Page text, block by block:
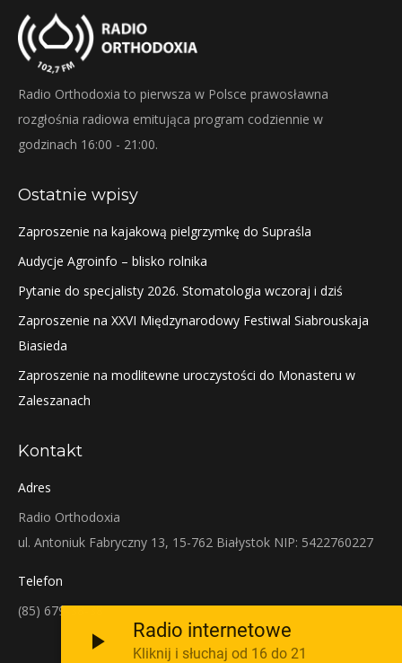
Radio Orthodoxia to pierwsza w Polsce prawosławna
rozgłośnia radiowa emitująca program codziennie w
godzinach 16:00 - 21:00.
Ostatnie wpisy
Zaproszenie na kajakową pielgrzymkę do Supraśla
Audycje Agroinfo – blisko rolnika
Pytanie do specjalisty 2026. Stomatologia wczoraj i dziś
Zaproszenie na XXVI Międzynarodowy Festiwal Siabrouskaja
Biasieda
Zaproszenie na modlitewne uroczystości do Monasteru w
Zaleszanach
Kontakt
Adres
Radio Orthodoxia
ul. Antoniuk Fabryczny 13, 15-762 Białystok NIP: 5422760227
Telefon
(85) 679-38-38
Radio internetowe
Kliknij i słuchaj od 16 do 21